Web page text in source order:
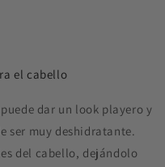
el cabello
dar un look playero y
ser muy deshidratante.
del cabello, dejándolo